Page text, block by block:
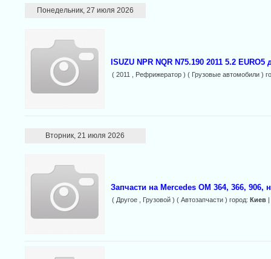
Понедельник, 27 июля 2026
ISUZU NPR NQR N75.190 2011 5.2
( 2011 , Рефрижератор ) ( Грузовые автомобили )
Вторник, 21 июля 2026
Запчасти на Mercedes ОМ 364, 366, 906,
( Другое , Грузовой ) ( Автозапчасти ) город: Киев|